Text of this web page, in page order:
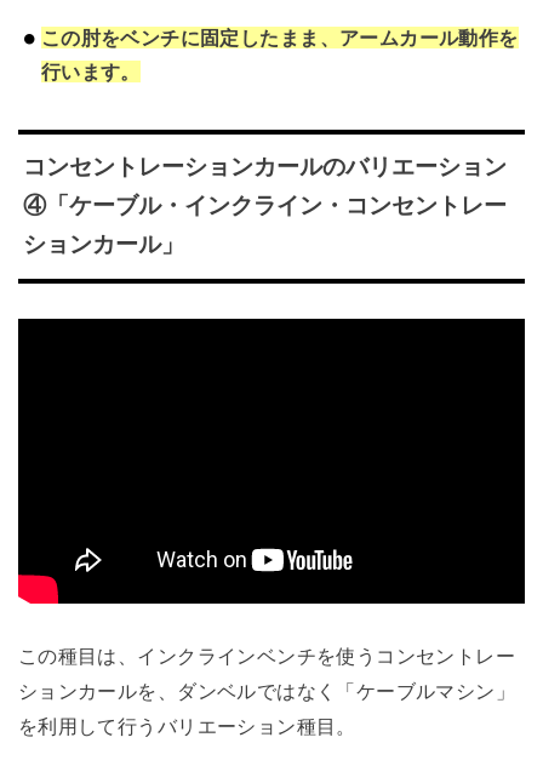
この肘をベンチに固定したまま、アームカール動作を
行います。
コンセントレーションカールのバリエーション
④「ケーブル・インクライン・コンセントレー
ションカール」
この種目は、インクラインベンチを使うコンセントレー
ションカールを、ダンベルではなく「ケーブルマシン」
を利用して行うバリエーション種目。